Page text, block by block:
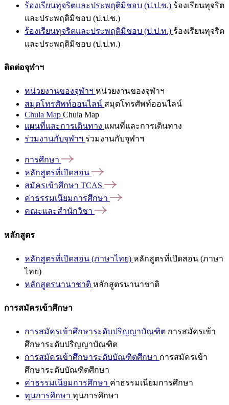
ร้องเรียนทุจริตและประพฤติมิชอบ (ป.ป.ช.) ร้องเรียนทุจริต
และประพฤติมิชอบ (ป.ป.ช.)
ร้องเรียนทุจริตและประพฤติมิชอบ (ป.ป.ท.) ร้องเรียนทุจริต
และประพฤติมิชอบ (ป.ป.ท.)
ติดต่อจุฬาฯ
หน่วยงานของจุฬาฯ หน่วยงานของจุฬาฯ
สมุดโทรศัพท์ออนไลน์ สมุดโทรศัพท์ออนไลน์
Chula Map Chula Map
แผนที่และการเดินทาง แผนที่และการเดินทาง
ร่วมงานกับจุฬาฯ ร่วมงานกับจุฬาฯ
การศึกษา
หลักสูตรที่เปิดสอน
สมัครเข้าศึกษา TCAS
ค่าธรรมเนียมการศึกษา
คณะและสำนักวิชา
หลักสูตร
หลักสูตรที่เปิดสอน (ภาษาไทย) หลักสูตรที่เปิดสอน (ภาษา
ไทย)
หลักสูตรนานาชาติ หลักสูตรนานาชาติ
การสมัครเข้าศึกษา
การสมัครเข้าศึกษาระดับปริญญาบัณฑิต การสมัครเข้า
ศึกษาระดับปริญญาบัณฑิต
การสมัครเข้าศึกษาระดับบัณฑิตศึกษา การสมัครเข้า
ศึกษาระดับบัณฑิตศึกษา
ค่าธรรมเนียมการศึกษา ค่าธรรมเนียมการศึกษา
ทุนการศึกษา ทุนการศึกษา